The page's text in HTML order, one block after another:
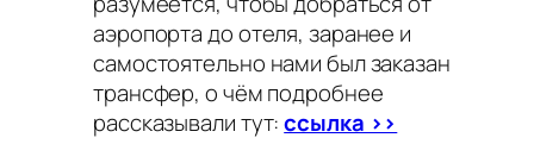
аэропорта до отеля, заранее и
самостоятельно нами был заказан
трансфер, о чём подробнее
рассказывали тут:ссылка >>